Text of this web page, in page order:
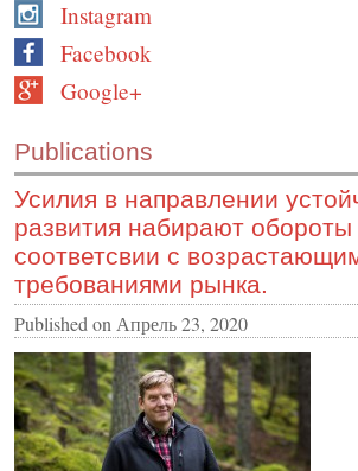
Instagram
Facebook
Google+
Publications
Усилия в направлении
развития набирают обороты
соответсвии с
требованиями рынка.
Published on Апрель 23, 2020